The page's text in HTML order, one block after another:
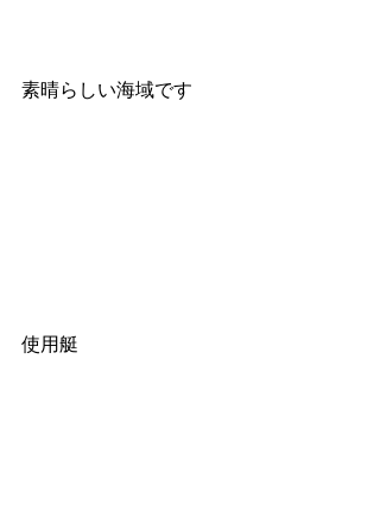
素晴らしい海域です
使用艇